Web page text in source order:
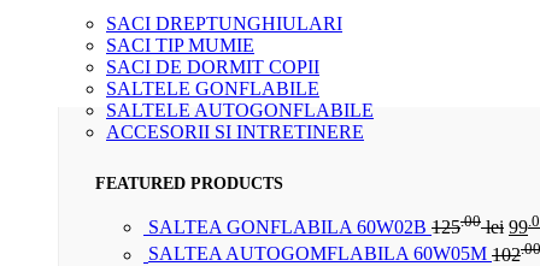
SACI DREPTUNGHIULARI
SACI TIP MUMIE
SACI DE DORMIT COPII
SALTELE GONFLABILE
SALTELE AUTOGONFLABILE
ACCESORII SI INTRETINERE
FEATURED PRODUCTS
SALTEA GONFLABILA 60W02B 125.00 lei 99
SALTEA AUTOGOMFLABILA 60W05M 102.00